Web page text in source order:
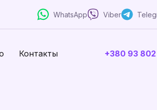
WhatsApp Viber
Контакты +380 93